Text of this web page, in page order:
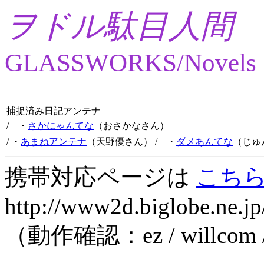
ヲドル駄目人間
GLASSWORKS/Novels
捕捉済み日記アンテナ
/ ・ さかにゃんてな （おさかなさん）
/ ・ あまねアンテナ （天野優さん） / ・ ダメあんてな （じ
携帯対応ページは こち
http://
（動作確認：ez /